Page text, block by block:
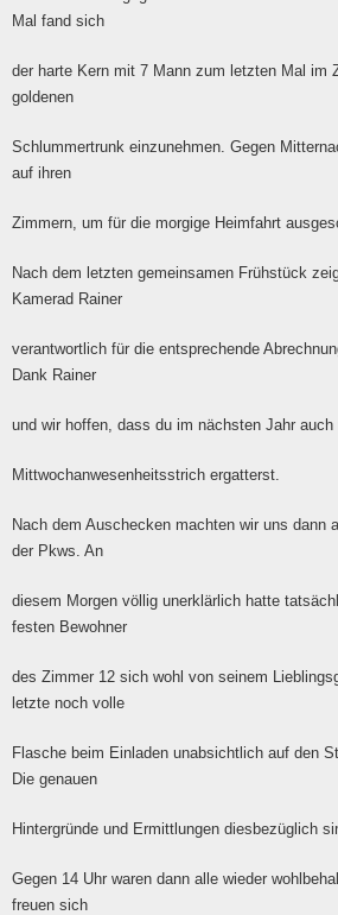
Mal fand sich
der harte Kern mit 7 Mann zum letzten Mal im
goldenen
Schlummertrunk einzunehmen. Gegen
auf ihren
Zimmern, um für die morgige Heimfahrt
Nach dem letzten gemeinsamen Frühstück
Kamerad Rainer
verantwortlich für die entsprechende
Dank Rainer
und wir hoffen, dass du im nächsten Jahr auch
Mittwochanwesenheitsstrich ergatterst.
Nach dem Auschecken machten wir uns dann
der Pkws. An
diesem Morgen völlig unerklärlich hatte
festen Bewohner
des Zimmer 12 sich wohl von seinem
letzte noch volle
Flasche beim Einladen unabsichtlich auf den
Die genauen
Hintergründe und Ermittlungen diesbezüglich
Gegen 14 Uhr waren dann alle wieder
freuen sich